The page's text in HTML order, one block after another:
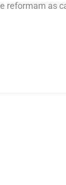
reformam as